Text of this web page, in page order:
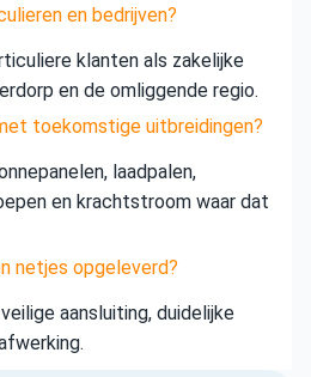
en bedrijven?
klanten als zakelijke
en de omliggende regio.
toekomstige uitbreidingen?
laadpalen,
en krachtstroom waar dat
netjes opgeleverd?
aansluiting, duidelijke